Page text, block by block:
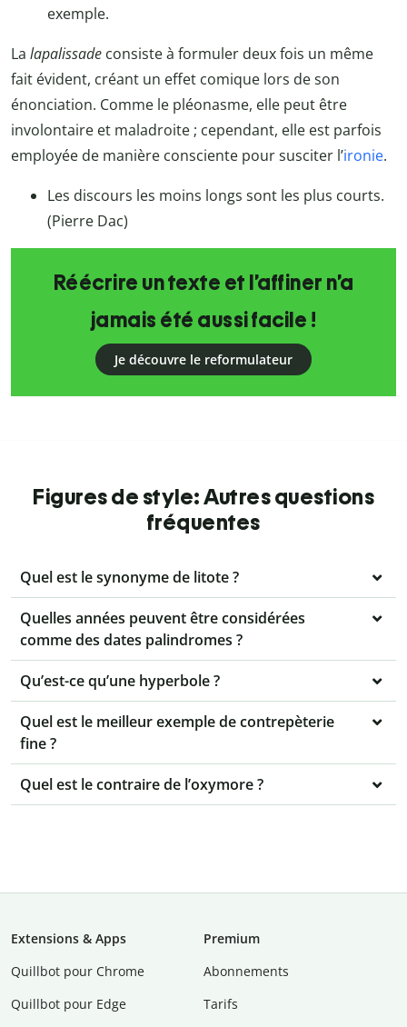
exemple.
La lapalissade consiste à formuler deux fois un même
fait évident, créant un effet comique lors de son
énonciation. Comme le pléonasme, elle peut être
involontaire et maladroite ; cependant, elle est parfois
employée de manière consciente pour susciter l’ironie.
Les discours les moins longs sont les plus courts.
(Pierre Dac)
Réécrire un texte et l’affiner n’a
jamais été aussi facile !
Je découvre le reformulateur
Figures de style: Autres questions
fréquentes
Quel est le synonyme de litote ?
Quelles années peuvent être considérées
comme des dates palindromes ?
Qu’est-ce qu’une hyperbole ?
Quel est le meilleur exemple de contrepèterie
fine ?
Quel est le contraire de l’oxymore ?
Extensions & Apps
Quillbot pour Chrome
Quillbot pour Edge
Premium
Abonnements
Tarifs